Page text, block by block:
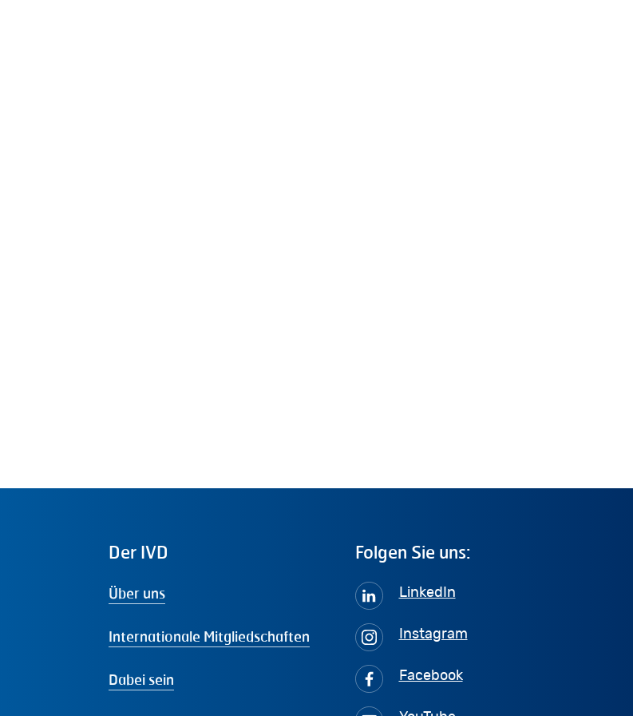
Der IVD
Über uns
Internationale Mitgliedschaften
Dabei sein
Folgen Sie uns:
LinkedIn
Instagram
Facebook